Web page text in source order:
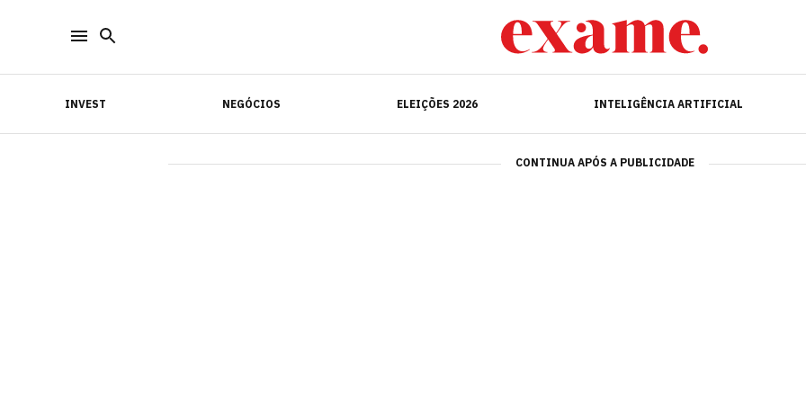
INVEST NEGÓCIOS ELEIÇÕES 2026 INTELIGÊNCIA ARTIFICIAL
INVEST INTELIGÊNCIA ARTIFICIAL
CONTINUA APÓS A PUBLICIDADE